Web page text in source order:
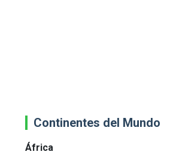
Continentes del Mundo
África